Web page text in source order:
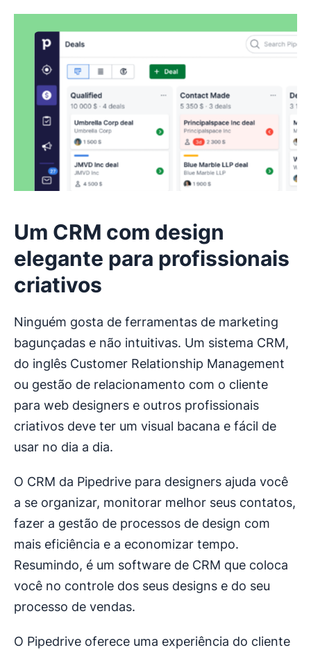
Um CRM com design
elegante para profissionais
criativos
Ninguém gosta de ferramentas de marketing
bagunçadas e não intuitivas. Um sistema CRM,
do inglês Customer Relationship Management
ou gestão de relacionamento com o cliente
para web designers e outros profissionais
criativos deve ter um visual bacana e fácil de
usar no dia a dia.
O CRM da Pipedrive para designers ajuda você
a se organizar, monitorar melhor seus contatos,
fazer a gestão de processos de design com
mais eficiência e a economizar tempo.
Resumindo, é um software de CRM que coloca
você no controle dos seus designs e do seu
processo de vendas.
O Pipedrive oferece uma experiência do cliente